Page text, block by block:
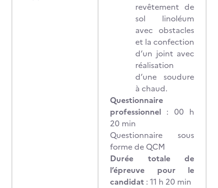
revêtement de
sol linoléum
avec obstacles
et la confection
d’un joint avec
réalisation
d’une soudure
à chaud.
Questionnaire
professionnel : 00 h
20 min
Questionnaire sous
forme de QCM
Durée totale de
l’épreuve pour le
candidat : 11 h 20 min